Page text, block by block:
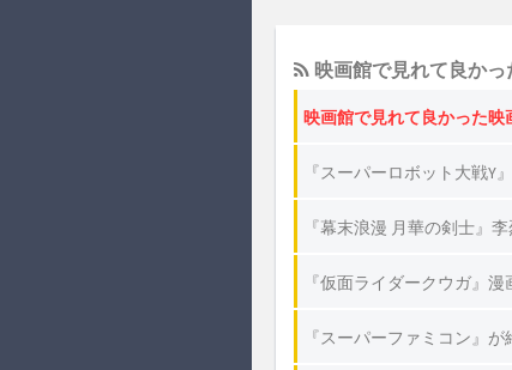
映画館で見れて良か
映画館で見れて良かった映
『スーパーロボット大戦
『幕末浪漫 月華の剣士』
『仮面ライダークウガ』
『スーパーファミコン』